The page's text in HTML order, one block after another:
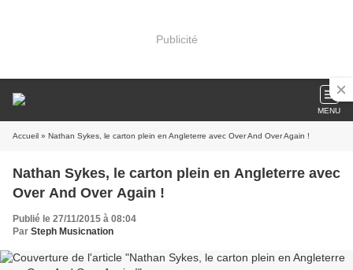
Publicité
MENU
Accueil » Nathan Sykes, le carton plein en Angleterre avec Over And Over Again !
Nathan Sykes, le carton plein en Angleterre avec
Over And Over Again !
Publié le 27/11/2015 à 08:04
Par Steph Musicnation